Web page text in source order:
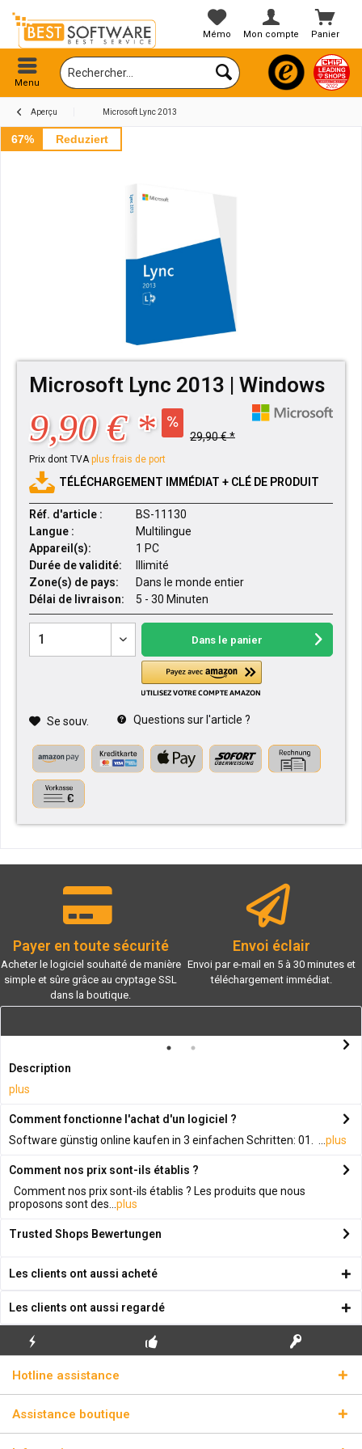
Panier
Mémo Mon compte
Menu
Aperçu Microsoft Lync 2013
67% Reduziert
Microsoft Lync 2013 | Windows
9,90 € * 29,90 € *
Prix dont TVAplus frais de port
TÉLÉCHARGEMENT IMMÉDIAT + CLÉ DE PRODUIT
Réf. d'article :
BS-11130
Langue :
Multilingue
Appareil(s):
1 PC
Durée de validité:
Illimité
Zone(s) de pays:
Dans le monde entier
Délai de livraison:
5 - 30 Minuten
Dans le panier
Se souv. Questions sur l'article ?
Payer en toute sécurité
Acheter le logiciel souhaité de manière
simple et sûre grâce au cryptage SSL
dans la boutique.
Envoi éclair
Envoi par e-mail en 5 à 30 minutes et
téléchargement immédiat.
Description
plus
Comment fonctionne l'achat d'un logiciel ?
Software günstig online kaufen in 3 einfachen Schritten: 01. ... plus
Comment nos prix sont-ils établis ?
Comment nos prix sont-ils établis ? Les produits que nous
proposons sont des... plus
Trusted Shops Bewertungen
Les clients ont aussi acheté
Les clients ont aussi regardé
ÉCLAIR
Hotline assistance
Assistance boutique